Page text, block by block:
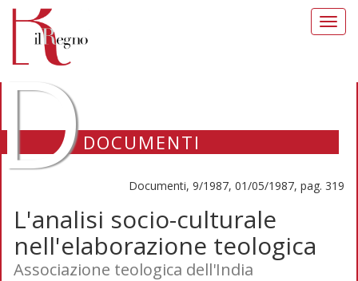
DOCUMENTI
Documenti, 9/1987, 01/05/1987, pag. 319
L'analisi socio-culturale
nell'elaborazione teologica
Associazione teologica dell'India